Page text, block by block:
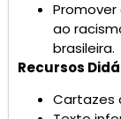
ao
brasileira.
Recursos
Cartazes